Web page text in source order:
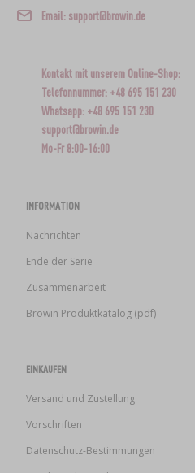
Email: support@browin.de
Kontakt mit unserem Online-Shop:
Telefonnummer: +48 695 151 230
Whatsapp: +48 695 151 230
support@browin.de
Mo-Fr 8:00-16:00
INFORMATION
Nachrichten
Ende der Serie
Zusammenarbeit
Browin Produktkatalog (pdf)
EINKAUFEN
Versand und Zustellung
Vorschriften
Datenschutz-Bestimmungen